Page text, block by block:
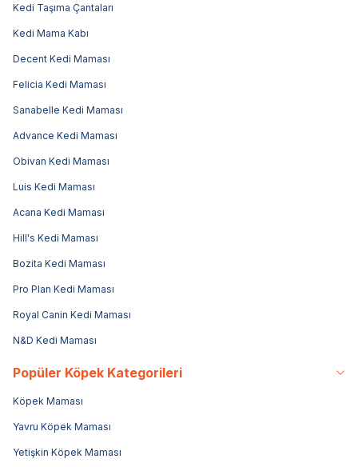
Kedi Taşıma Çantaları
Kedi Mama Kabı
Decent Kedi Maması
Felicia Kedi Maması
Sanabelle Kedi Maması
Advance Kedi Maması
Obivan Kedi Maması
Luis Kedi Maması
Acana Kedi Maması
Hill's Kedi Maması
Bozita Kedi Maması
Pro Plan Kedi Maması
Royal Canin Kedi Maması
N&D Kedi Maması
Popüler Köpek Kategorileri
Köpek Maması
Yavru Köpek Maması
Yetişkin Köpek Maması